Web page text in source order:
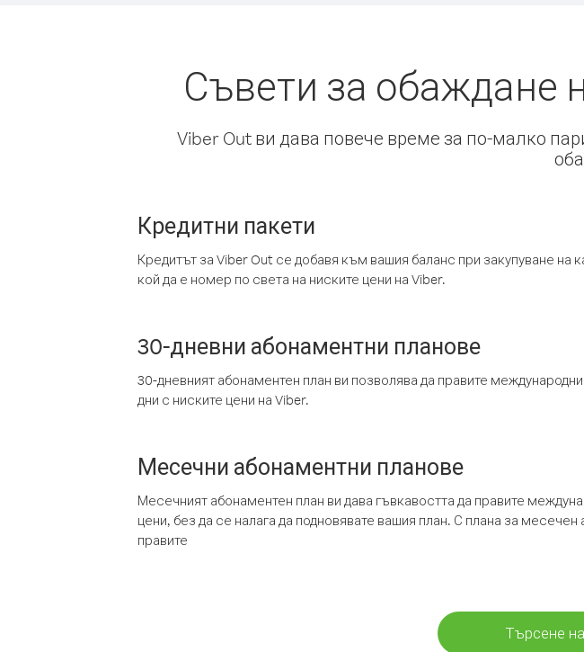
Съвети за обаждане
Viber Out ви дава повече време за по-малко
Кредитни пакети
Кредитът за Viber Out се добавя към вашия баланс при закупуване
кой да е номер по света на ниските цени на Viber.
30-дневни абонаментни планове
30-дневният абонаментен план ви позволява да правите
дни с ниските цени на Viber.
Месечни абонаментни планове
Месечният абонаментен план ви дава гъвкавостта да правите
цени, без да се налага да подновявате вашия план. С плана за
правите
Търсене